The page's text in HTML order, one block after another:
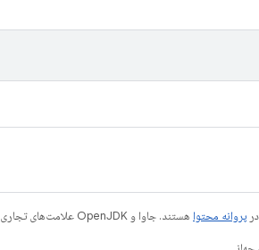
پروانه محتوا هستند. جاوا و OpenJDK علامت‌های تجاری یا علامت‌های تجاری ثبت‌شده Oracle و/یا وابسته‌های آن هستند.